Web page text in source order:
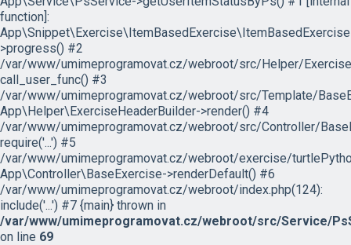
function]:
>progress() #2
/var/www/umimeprogramovat.cz/webroot/src/Helper/
call_user_func() #3
/var/www/umimeprogramovat.cz/webroot/src/Template/
App\Helper\ExerciseHeaderBuilder->render() #4
/var/www/umimeprogramovat.cz/webroot/src/Controller/
require('...') #5
/var/www/umimeprogramovat.cz/webroot/exercise/
App\Controller\BaseExercise->renderDefault() #6
/var/www/umimeprogramovat.cz/webroot/index.php(124):
include('...') #7 {main} thrown in
/var/www/umimeprogramovat.cz/webroot/src/Service/
on line 69